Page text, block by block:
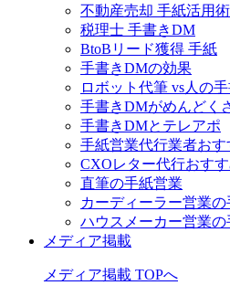
不動産売却 手紙活用術
税理士 手書きDM
BtoBリード獲得 手紙
手書きDMの効果
ロボット代筆 vs人の手
手書きDMがめんどく
手書きDMとテレアポ
手紙営業代行業者おす
CXOレター代行おす
直筆の手紙営業
カーディーラー営業
ハウスメーカー営業
メディア掲載
メディア掲載 TOPへ